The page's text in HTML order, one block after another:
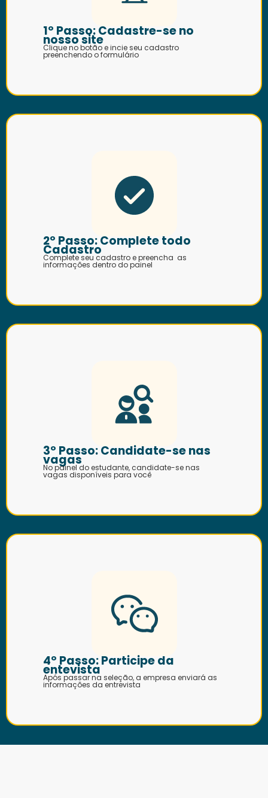
1º Passo: Cadastre-se no
nosso site
Clique no botão e incie seu cadastro
preenchendo o formulário
2º Passo: Complete todo
Cadastro
Complete seu cadastro e preencha as
informações dentro do painel
3º Passo: Candidate-se nas
vagas
No painel do estudante, candidate-se nas
vagas disponíveis para você
4º Passo: Participe da
entevista
Após passar na seleção, a empresa enviará as
informações da entrevista